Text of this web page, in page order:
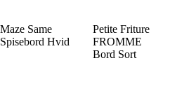
Maze Same
Spisebord Hvid
Petite Friture
FROMME
Bord Sort